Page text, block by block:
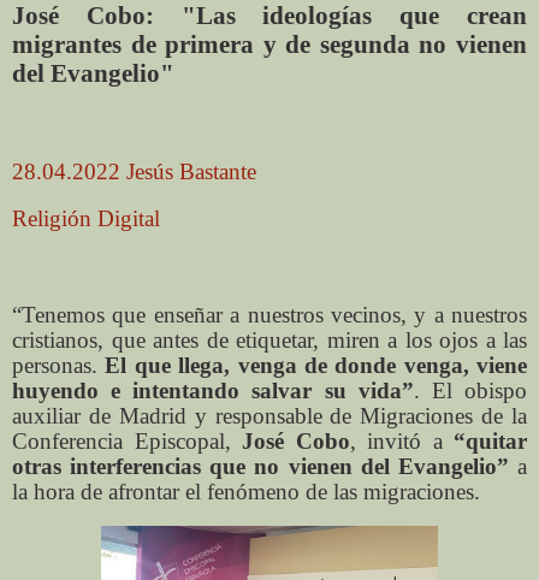
José Cobo: "Las ideologías que crean
migrantes de primera y de segunda no vienen
del Evangelio"
28.04.2022 Jesús Bastante
Religión Digital
“Tenemos que enseñar a nuestros vecinos, y a nuestros
cristianos, que antes de etiquetar, miren a los ojos a las
personas.El que llega, venga de donde venga, viene
huyendo e intentando salvar su vida”. El obispo
auxiliar de Madrid y responsable de Migraciones de la
Conferencia Episcopal, José Cobo, invitó a “quitar
otras interferencias que no vienen del Evangelio” a
la hora de afrontar el fenómeno de las migraciones.